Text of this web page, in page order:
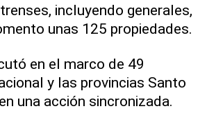
incluyendo generales,
unas 125 propiedades.
en el marco de 49
y las provincias Santo
una acción sincronizada.